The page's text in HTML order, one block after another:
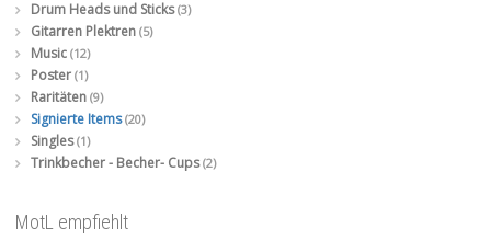
Drum Heads und Sticks (3)
Gitarren Plektren (5)
Music (12)
Poster (1)
Raritäten (9)
Signierte Items (20)
Singles (1)
Trinkbecher - Becher- Cups (2)
MotL empfiehlt